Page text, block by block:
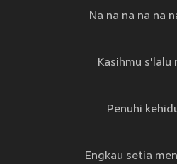
Na na na na na
Kasihmu s'lalu
Penuhi
Engkau setia